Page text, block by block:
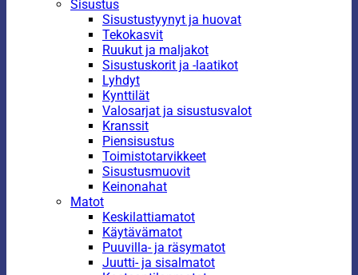
Sisustus
Sisustustyynyt ja huovat
Tekokasvit
Ruukut ja maljakot
Sisustuskorit ja -laatikot
Lyhdyt
Kynttilät
Valosarjat ja sisustusvalot
Kranssit
Piensisustus
Toimistotarvikkeet
Sisustusmuovit
Keinonahat
Matot
Keskilattiamatot
Käytävämatot
Puuvilla- ja räsymatot
Juutti- ja sisalmatot